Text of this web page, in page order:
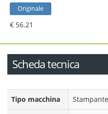
Originale
€ 56.21
Scheda tecnica
Tipo macchina Stampante